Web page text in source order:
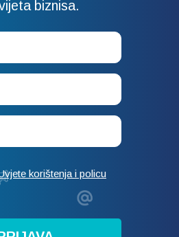
biznisa.
korištenja i policu